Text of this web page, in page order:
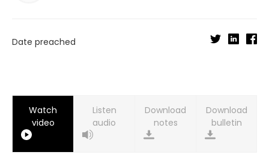
Date preached
Watch
video
Listen
audio
Download
notes
Download
bulletin